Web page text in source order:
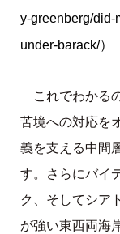
y-greenberg/did-
under-barack/）
これでわかる
苦境への対応を
義を支える中間
す。さらにバイ
ク、そしてシア
が強い東西両海